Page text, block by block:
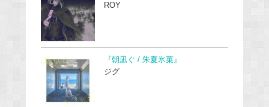
ROY
『朝凪ぐ / 朱夏氷菓』
ジグ